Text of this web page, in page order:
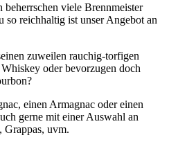
viele Brennmeister
so reichhaltig ist unser Angebot an
zuweilen rauchig-torfigen
oder bevorzugen doch
einen Armagnac oder einen
gerne mit einer Auswahl an
Grappas, uvm.